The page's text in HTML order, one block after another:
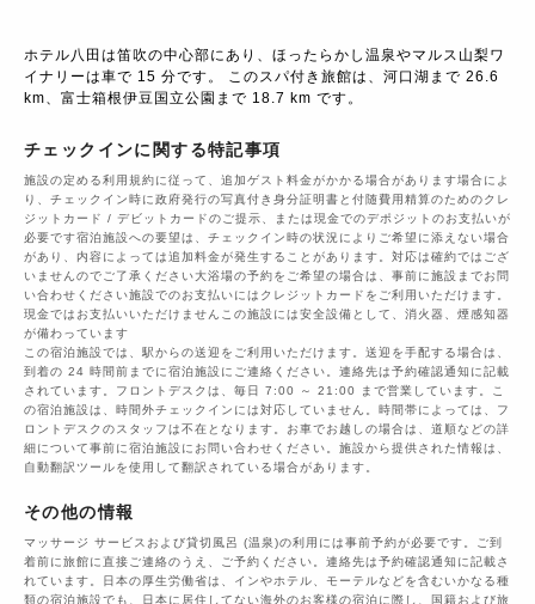
ホテル八田は笛吹の中心部にあり、ほったらかし温泉やマルス山梨ワ
イナリーは車で 15 分です。 このスパ付き旅館は、河口湖まで 26.6
km、富士箱根伊豆国立公園まで 18.7 km です。
チェックインに関する特記事項
施設の定める利用規約に従って、追加ゲスト料金がかかる場合があります場合によ
り、チェックイン時に政府発行の写真付き身分証明書と付随費用精算のためのクレ
ジットカード / デビットカードのご提示、または現金でのデポジットのお支払いが
必要です宿泊施設への要望は、チェックイン時の状況によりご希望に添えない場合
があり、内容によっては追加料金が発生することがあります。対応は確約ではござ
いませんのでご了承ください大浴場の予約をご希望の場合は、事前に施設までお問
い合わせください施設でのお支払いにはクレジットカードをご利用いただけます。
現金ではお支払いいただけませんこの施設には安全設備として、消火器、煙感知器
が備わっています
この宿泊施設では、駅からの送迎をご利用いただけます。送迎を手配する場合は、
到着の 24 時間前までに宿泊施設にご連絡ください。連絡先は予約確認通知に記載
されています。フロントデスクは、毎日 7:00 ～ 21:00 まで営業しています。こ
の宿泊施設は、時間外チェックインには対応していません。時間帯によっては、フ
ロントデスクのスタッフは不在となります。お車でお越しの場合は、道順などの詳
細について事前に宿泊施設にお問い合わせください。施設から提供された情報は、
自動翻訳ツールを使用して翻訳されている場合があります。
その他の情報
マッサージ サービスおよび貸切風呂 (温泉)の利用には事前予約が必要です。ご到
着前に旅館に直接ご連絡のうえ、ご予約ください。連絡先は予約確認通知に記載さ
れています。日本の厚生労働省は、インやホテル、モーテルなどを含むいかなる種
類の宿泊施設でも、日本に​居住してない海外のお客様の宿泊に際し、国籍および旅